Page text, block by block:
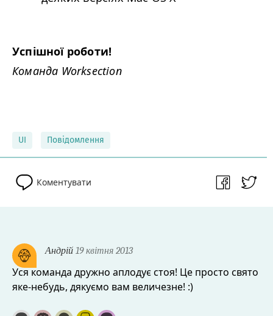
Успішної роботи!
Команда Work­sec­tion
UI Повідомлення
Коментувати
Андрій 19 квітня 2013
Уся команда дружно аплодує стоя! Це просто свято
яке-небудь, дякуємо вам величезне! :)